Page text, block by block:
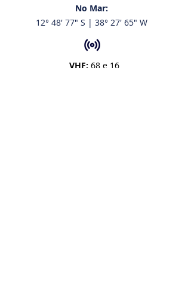
No Mar:
12° 48' 77" S | 38° 27' 65" W
VHF: 68 e 16